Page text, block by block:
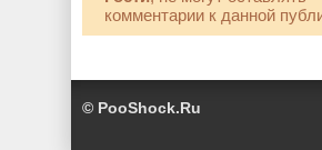
комментарии к данной
© PooShock.Ru